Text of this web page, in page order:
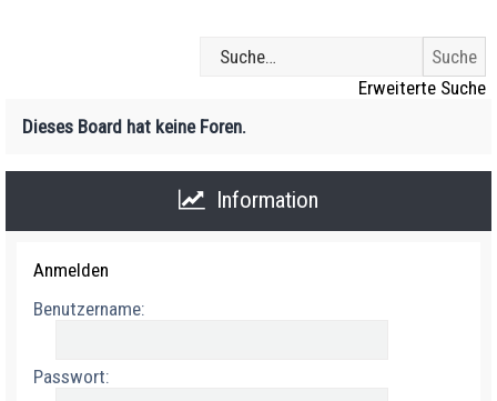
Erweiterte Suche
Dieses Board hat keine Foren.
Information
Anmelden
Benutzername:
Passwort: